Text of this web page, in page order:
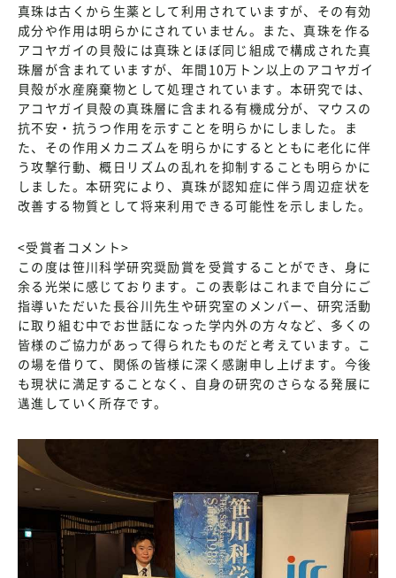
真珠は古くから生薬として利用されていますが、その有効
成分や作用は明らかにされていません。また、真珠を作る
アコヤガイの貝殻には真珠とほぼ同じ組成で構成された真
珠層が含まれていますが、年間10万トン以上のアコヤガイ
貝殻が水産廃棄物として処理されています。本研究では、
アコヤガイ貝殻の真珠層に含まれる有機成分が、マウスの
抗不安・抗うつ作用を示すことを明らかにしました。ま
た、その作用メカニズムを明らかにするとともに老化に伴
う攻撃行動、概日リズムの乱れを抑制することも明らかに
しました。本研究により、真珠が認知症に伴う周辺症状を
改善する物質として将来利用できる可能性を示しました。
<受賞者コメント>
この度は笹川科学研究奨励賞を受賞することができ、身に
余る光栄に感じております。この表彰はこれまで自分にご
指導いただいた長谷川先生や研究室のメンバー、研究活動
に取り組む中でお世話になった学内外の方々など、多くの
皆様のご協力があって得られたものだと考えています。こ
の場を借りて、関係の皆様に深く感謝申し上げます。今後
も現状に満足することなく、自身の研究のさらなる発展に
邁進していく所存です。